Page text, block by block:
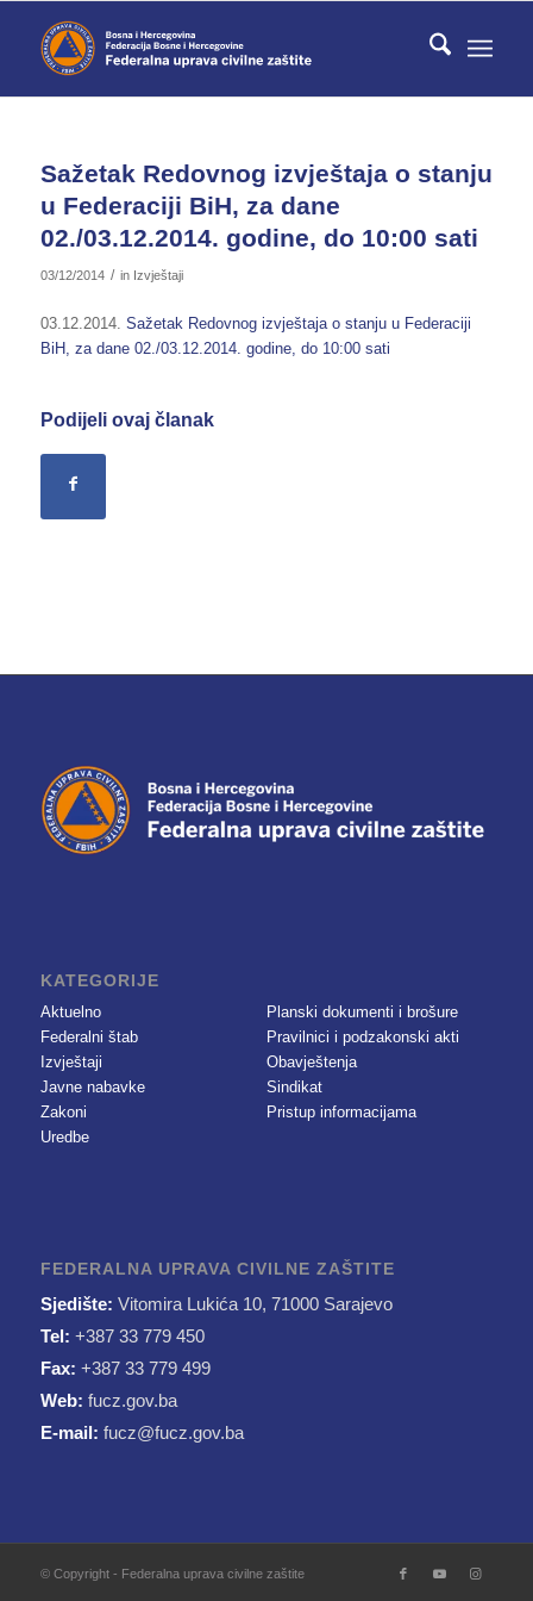
Sažetak Redovnog izvještaja o stanju
u Federaciji BiH, za dane
02./03.12.2014. godine, do 10:00 sati
03/12/2014 / in Izvještaji
03.12.2014. Sažetak Redovnog izvještaja o stanju u Federaciji
BiH, za dane 02./03.12.2014. godine, do 10:00 sati
Podijeli ovaj članak
KATEGORIJE
Aktuelno
Federalni štab
Izvještaji
Javne nabavke
Zakoni
Uredbe
Planski dokumenti i brošure
Pravilnici i podzakonski akti
Obavještenja
Sindikat
Pristup informacijama
FEDERALNA UPRAVA CIVILNE ZAŠTITE
Sjedište: Vitomira Lukića 10, 71000 Sarajevo
Tel: +387 33 779 450
Fax: +387 33 779 499
Web: fucz.gov.ba
E-mail: fucz@fucz.gov.ba
© Copyright - Federalna uprava civilne zaštite